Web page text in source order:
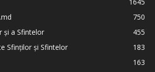
750
și a Sfintelor
455
Sfinților și Sfintelor
183
163